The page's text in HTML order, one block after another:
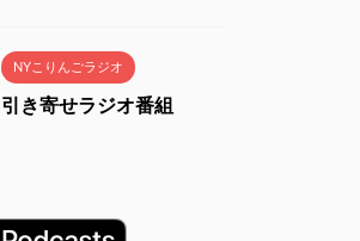
NYこりんごラジオ
引き寄せラジオ番組